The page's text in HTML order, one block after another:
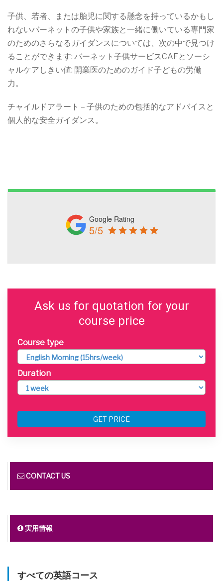
子供、若者、または胎児に関する懸念を持っているかもし
れないバーネットの子供や家族と一緒に働いている専門家
のためのさらなるガイダンスについては、次の中で見つけ
ることができます: バーネット子供サービスCAFとソーシ
ャルケアしきい値: 開業医のためのガイド子どもの労働
力。
チャイルドアラート – 子供のための包括的なアドバイスと
個人的な安全ガイダンス。
Google Rating
5/5
Ask us for quotation for your
course price
Course type
Duration
GET PRICE
CONTACT US
実用情報
すべての英語コース